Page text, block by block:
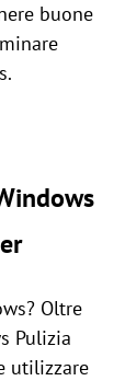
buone
Oltre
Pulizia
utilizzare